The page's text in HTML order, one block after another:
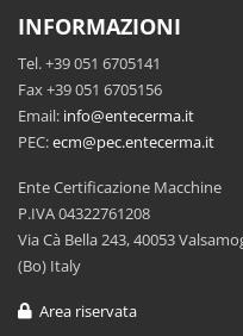
INFORMAZIONI
Tel. +39 051 6705141
Fax +39 051 6705156
Email: info@entecerma.it
PEC:ecm@pec.entecerma.it
Ente Certificazione Macchine
P.IVA 04322761208
Via Cà Bella 243, 40053
(Bo) Italy
Area riservata